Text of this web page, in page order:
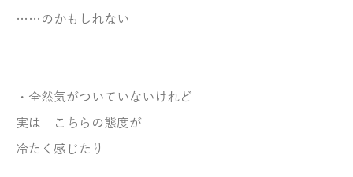
……のかもしれない
・全然気がついていないけれど
実は こちらの態度が
冷たく感じたり